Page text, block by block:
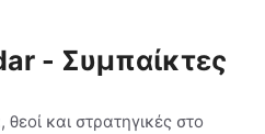
- Συμπαίκτες
και στρατηγικές στο